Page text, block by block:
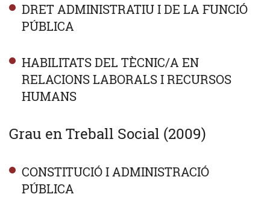
DRET ADMINISTRATIU I DE LA FUNCIÓ
PÚBLICA
HABILITATS DEL TÈCNIC/A EN
RELACIONS LABORALS I RECURSOS
HUMANS
Grau en Treball Social (2009)
CONSTITUCIÓ I ADMINISTRACIÓ
PÚBLICA